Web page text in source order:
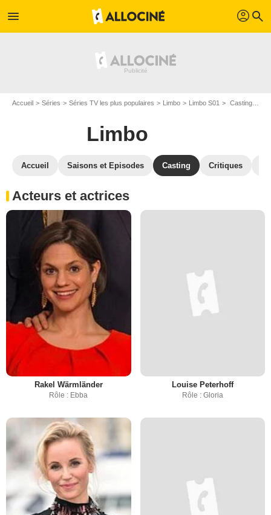
menu profil search
Accueil Séries Séries TV les plus populaires Limbo Limbo S01 Casting Limbo S01
Limbo
Accueil Saisons et Episodes Casting Critiques
Acteurs et actrices
Rakel Wärmländer
Rôle : Ebba
Louise Peterhoff
Rôle : Gloria